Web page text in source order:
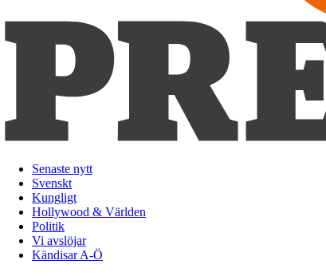
Senaste nytt
Svenskt
Kungligt
Hollywood & Världen
Politik
Vi avslöjar
Kändisar A-Ö